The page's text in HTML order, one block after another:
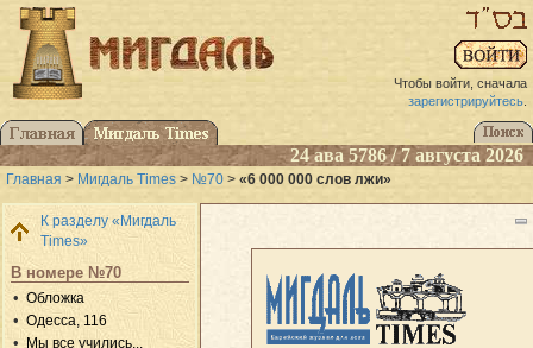
Чтобы войти, сначала
зарегистрируйтесь.
24 ава 5786 / 7 августа 2026
Главная > Мигдаль Times > №70 > «6 000 000 слов лжи»
К разделу «Мигдаль
Times»
В номере №70
Обложка
Одесса, 116
Мы все учились...